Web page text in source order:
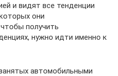
и видят все тенденции
они
получить
нужно идти именно к
автомобильными